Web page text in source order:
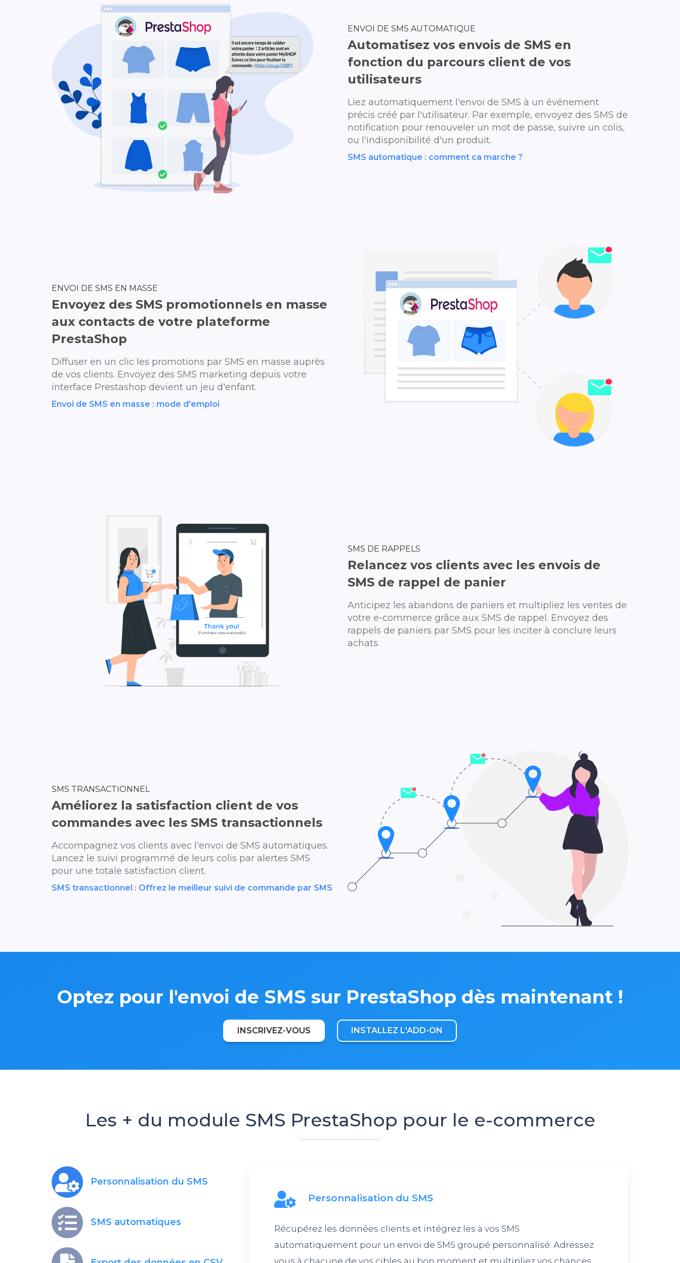
ENVOI DE SMS AUTOMATIQUE
Automatisez vos envois de SMS en
fonction du parcours client de vos
utilisateurs
Liez automatiquement l'envoi de SMS à un événement
précis créé par l'utilisateur. Par exemple, envoyez des SMS de
notification pour renouveler un mot de passe, suivre un colis,
ou l'indisponibilité d'un produit.
SMS automatique : comment ca marche ?
ENVOI DE SMS EN MASSE
Envoyez des SMS promotionnels en masse
aux contacts de votre plateforme
PrestaShop
Diffuser en un clic les promotions par SMS en masse auprès
de vos clients. Envoyez des SMS marketing depuis votre
interface Prestashop devient un jeu d'enfant.
Envoi de SMS en masse : mode d'emploi
SMS DE RAPPELS
Relancez vos clients avec les envois de
SMS de rappel de panier
Anticipez les abandons de paniers et multipliez les ventes de
votre e-commerce grâce aux SMS de rappel. Envoyez des
rappels de paniers par SMS pour les inciter à conclure leurs
achats.
SMS TRANSACTIONNEL
Améliorez la satisfaction client de vos
commandes avec les SMS transactionnels
Accompagnez vos clients avec l'envoi de SMS automatiques.
Lancez le suivi programmé de leurs colis par alertes SMS
pour une totale satisfaction client.
SMS transactionnel : Offrez le meilleur suivi de commande par SMS
Optez pour l'envoi de SMS sur PrestaShop dès maintenant !
INSCRIVEZ-VOUS INSTALLEZ L'ADD-ON
Les + du module SMS PrestaShop pour le e-commerce
Personnalisation du SMS
SMS automatiques
Personnalisation du SMS
Récupérez les données clients et intégrez les à vos SMS
automatiquement pour un envoi de SMS groupé personnalisé. Adressez